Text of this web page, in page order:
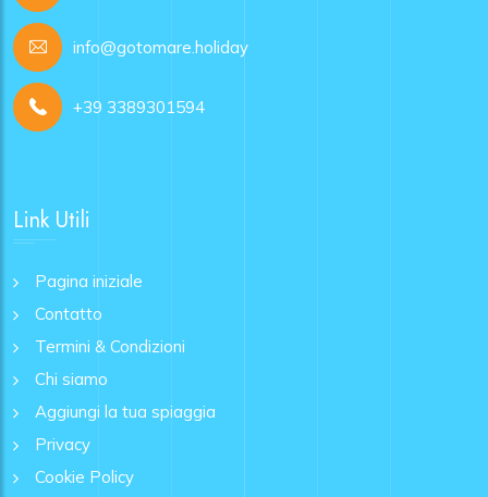
info@gotomare.holiday
+39 3389301594
Link Utili
Pagina iniziale
Contatto
Termini & Condizioni
Chi siamo
Aggiungi la tua spiaggia
Privacy
Cookie Policy